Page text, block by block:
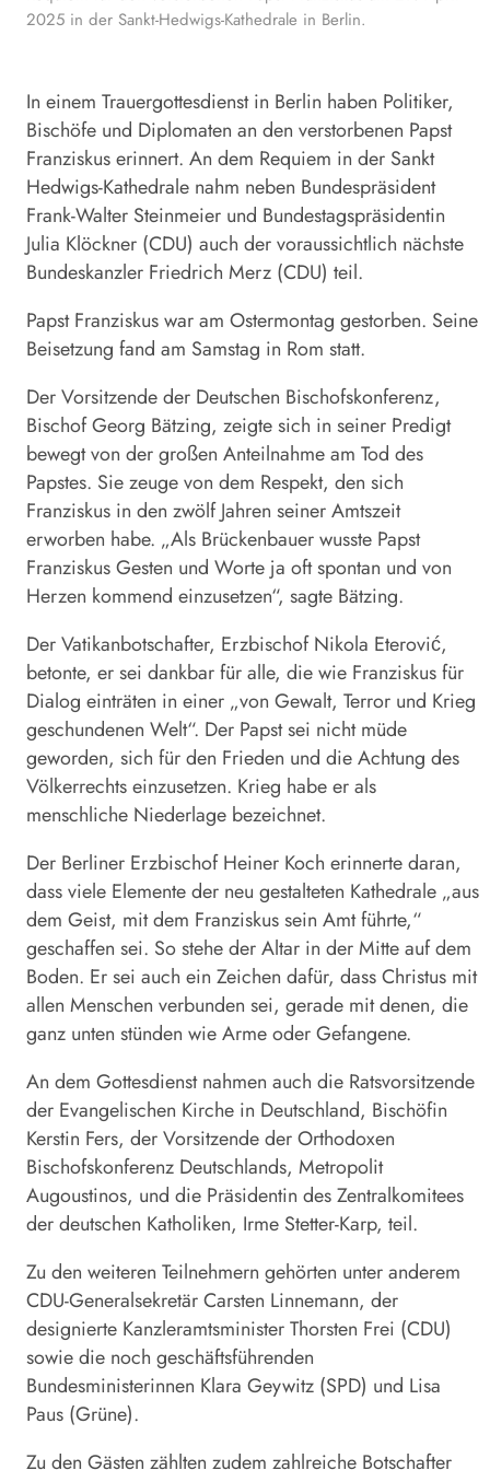
2025 in der Sankt-Hedwigs-Kathedrale in Berlin.
In einem Trauergottesdienst in Berlin haben Politiker,
Bischöfe und Diplomaten an den verstorbenen Papst
Franziskus erinnert. An dem Requiem in der Sankt
Hedwigs-Kathedrale nahm neben Bundespräsident
Frank-Walter Steinmeier und Bundestagspräsidentin
Julia Klöckner (CDU) auch der voraussichtlich nächste
Bundeskanzler Friedrich Merz (CDU) teil.
Papst Franziskus war am Ostermontag gestorben. Seine
Beisetzung fand am Samstag in Rom statt.
Der Vorsitzende der Deutschen Bischofskonferenz,
Bischof Georg Bätzing, zeigte sich in seiner Predigt
bewegt von der großen Anteilnahme am Tod des
Papstes. Sie zeuge von dem Respekt, den sich
Franziskus in den zwölf Jahren seiner Amtszeit
erworben habe. „Als Brückenbauer wusste Papst
Franziskus Gesten und Worte ja oft spontan und von
Herzen kommend einzusetzen“, sagte Bätzing.
Der Vatikanbotschafter, Erzbischof Nikola Eterović,
betonte, er sei dankbar für alle, die wie Franziskus für
Dialog einträten in einer „von Gewalt, Terror und Krieg
geschundenen Welt“. Der Papst sei nicht müde
geworden, sich für den Frieden und die Achtung des
Völkerrechts einzusetzen. Krieg habe er als
menschliche Niederlage bezeichnet.
Der Berliner Erzbischof Heiner Koch erinnerte daran,
dass viele Elemente der neu gestalteten Kathedrale „aus
dem Geist, mit dem Franziskus sein Amt führte,“
geschaffen sei. So stehe der Altar in der Mitte auf dem
Boden. Er sei auch ein Zeichen dafür, dass Christus mit
allen Menschen verbunden sei, gerade mit denen, die
ganz unten stünden wie Arme oder Gefangene.
An dem Gottesdienst nahmen auch die Ratsvorsitzende
der Evangelischen Kirche in Deutschland, Bischöfin
Kerstin Fers, der Vorsitzende der Orthodoxen
Bischofskonferenz Deutschlands, Metropolit
Augoustinos, und die Präsidentin des Zentralkomitees
der deutschen Katholiken, Irme Stetter-Karp, teil.
Zu den weiteren Teilnehmern gehörten unter anderem
CDU-Generalsekretär Carsten Linnemann, der
designierte Kanzleramtsminister Thorsten Frei (CDU)
sowie die noch geschäftsführenden
Bundesministerinnen Klara Geywitz (SPD) und Lisa
Paus (Grüne).
Zu den Gästen zählten zudem zahlreiche Botschafter